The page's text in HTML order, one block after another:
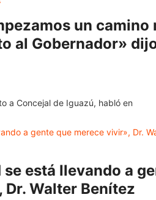
un camino
al Gobernador»
a Concejal de Iguazú, habló en
está llevando a
Walter Benítez